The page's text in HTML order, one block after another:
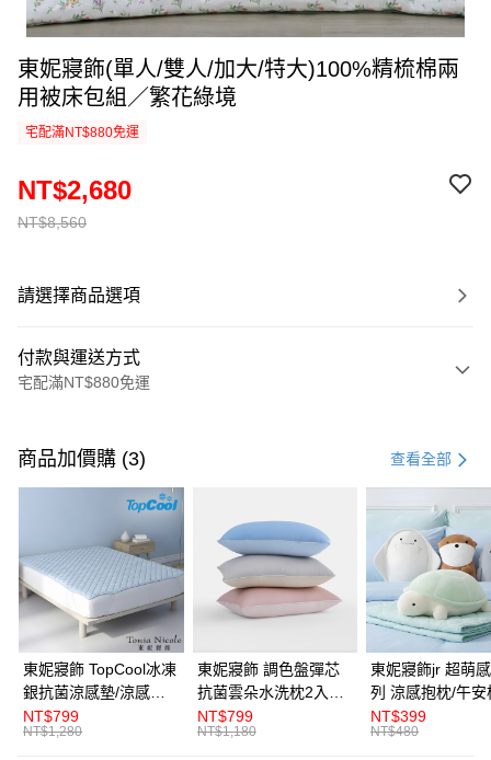
東妮寢飾(單人/雙人/加大/特大)100%精梳棉兩
用被床包組／繁花綠境
宅配滿NT$880免運
NT$8,560
NT$2,680
請選擇商品選項
付款與運送方式
宅配滿NT$880免運
信用卡一次付款
悠遊付
Google Pay
全盈+PAY
ATM付款
商品加價購 (3) 查看全部
東妮寢飾 TopCool冰凍
銀抗菌涼感墊/涼感保
潔墊-8色任選(單人/雙
人/加大/特大)
NT$799
NT$1,280
東妮寢飾 調色盤彈芯
抗菌雲朵水洗枕2入組
(多款任選)
NT$799
NT$1,180
東妮寢飾jr 超萌感凍系
列 涼感抱枕/午安
NT$399
NT$480